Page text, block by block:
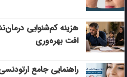
هزینه کم‌شنوایی
افت بهره‌وری
راهنمایی جامع